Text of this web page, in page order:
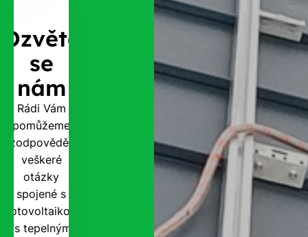
Ozvěte
se
nám
Rádi Vám
pomůžeme
zodpovědět
veškeré
otázky
spojené s
fotovoltaikou
i s tepelnými